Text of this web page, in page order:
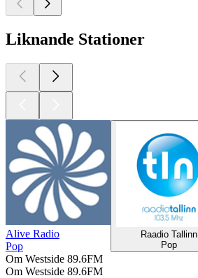
Liknande Stationer
Alive Radio
Pop
Raadio Tallinn
Pop
Om Westside 89.6FM
Om Westside 89.6FM